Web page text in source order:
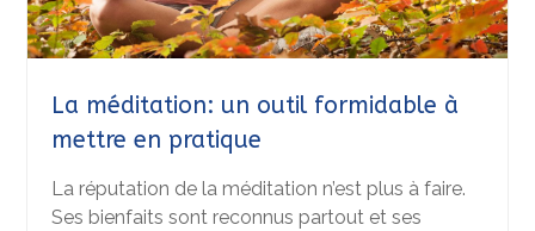
La méditation: un outil formidable à
mettre en pratique
La réputation de la méditation n’est plus à faire.
Ses bienfaits sont reconnus partout et ses